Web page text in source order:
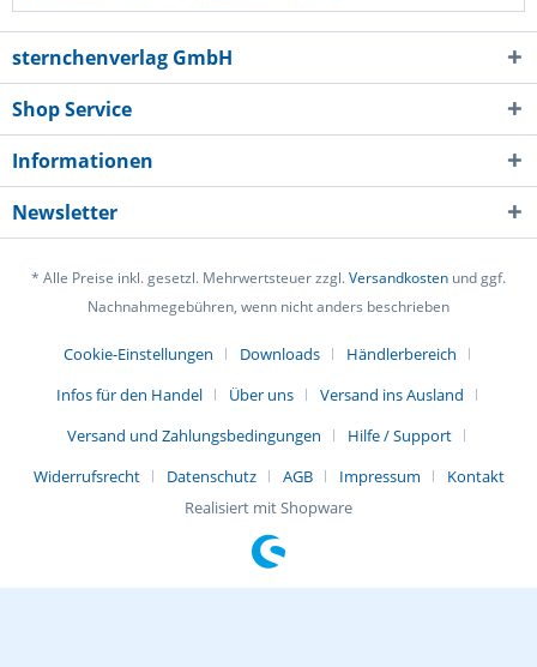
sternchenverlag GmbH
Shop Service
Informationen
Newsletter
* Alle Preise inkl. gesetzl. Mehrwertsteuer zzgl.Versandkosten und ggf.
Nachnahmegebühren, wenn nicht anders beschrieben
Cookie-Einstellungen Downloads
Händlerbereich
Infos für den Handel
Über uns
Versand ins Ausland
Versand und Zahlungsbedingungen
Hilfe / Support
Widerrufsrecht
Datenschutz AGB Impressum
Kontakt
Realisiert mit Shopware